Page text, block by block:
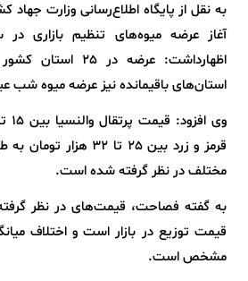
به نقل از پایگاه اطلاع‌رسانی وزارت
آغاز عرضه میوه‌های تنظیم بازاری
اظهارداشت: عرضه
استان‌های باقیمانده نیز عرضه میوه شب
قرمز و زرد بین 25 تا
مختلف در نظر گرفته شده است.
قیمت توزیع در بازار است و اختلاف
مشخص است.